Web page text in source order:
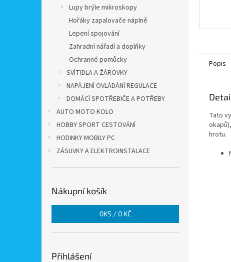
Lupy brýle mikroskopy
Hořáky zapalovače náplně
Lepení spojování
Zahradní nářadí a doplňky
Ochranné pomůcky
SVÍTIDLA A ŽÁROVKY
NAPÁJENÍ OVLÁDÁNÍ REGULACE
DOMÁCÍ SPOTŘEBIČE A POTŘEBY
AUTO MOTO KOLO
HOBBY SPORT CESTOVÁNÍ
HODINKY MOBILY PC
ZÁSUVKY A ELEKTROINSTALACE
Nákupní košík
0KS / 0 KČ
Přihlášení
Popis
Tato
hrotu.